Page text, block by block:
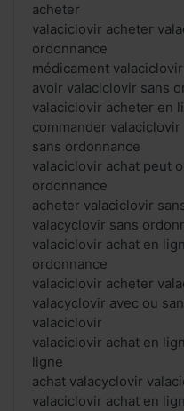
acheter
valaciclovir acheter
ordonnance
médicament
avoir valaciclovir sans
valaciclovir acheter en
commander
sans ordonnance
valaciclovir achat peut
ordonnance
acheter valaciclovir
valacyclovir sans
valaciclovir achat en
ordonnance
valaciclovir acheter
valacyclovir avec ou
valaciclovir
valaciclovir achat en
ligne
achat valacyclovir
valaciclovir achat en